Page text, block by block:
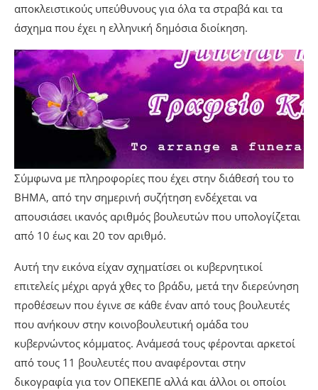
αποκλειστικούς υπεύθυνους για όλα τα στραβά και τα
άσχημα που έχει η ελληνική δημόσια διοίκηση.
Σύμφωνα με πληροφορίες που έχει στην διάθεσή του το
ΒΗΜΑ, από την σημερινή συζήτηση ενδέχεται να
απουσιάσει ικανός αριθμός βουλευτών που υπολογίζεται
από 10 έως και 20 τον αριθμό.
Αυτή την εικόνα είχαν σχηματίσει οι κυβερνητικοί
επιτελείς μέχρι αργά χθες το βράδυ, μετά την διερεύνηση
προθέσεων που έγινε σε κάθε έναν από τους βουλευτές
που ανήκουν στην κοινοβουλευτική ομάδα του
κυβερνώντος κόμματος. Ανάμεσά τους φέρονται αρκετοί
από τους 11 βουλευτές που αναφέρονται στην
δικογραφία για τον ΟΠΕΚΕΠΕ αλλά και άλλοι οι οποίοι